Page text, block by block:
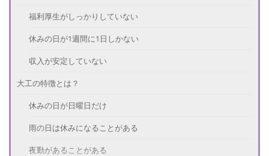
福利厚生がしっかりしていない
休みの日が1週間に1日しかない
収入が安定していない
大工の特徴とは？
休みの日が日曜日だけ
雨の日は休みになることがある
夜勤があることがある